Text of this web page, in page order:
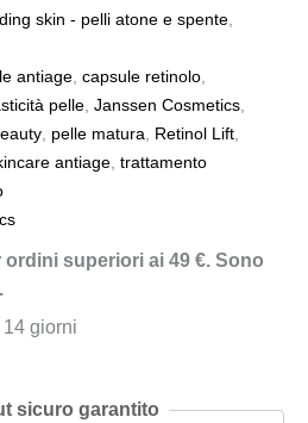
skin - pelli atone e spente
antiage capsule retinolo
pelle Janssen Cosmetics
pelle matura Retinol Lift
antiage trattamento
superiori ai 49 €. Sono
giorni
sicuro garantito